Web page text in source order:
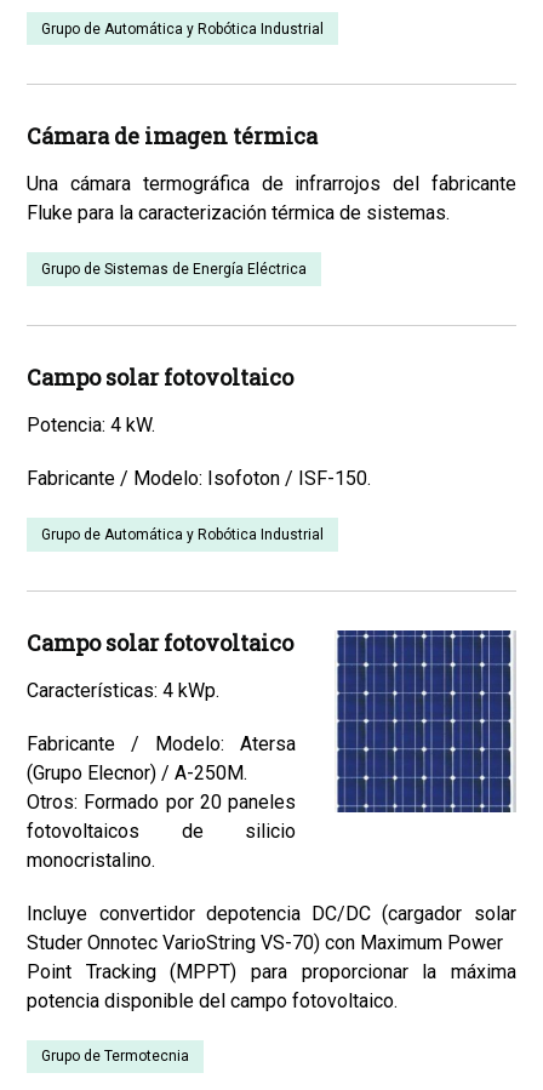
Grupo de Automática y Robótica Industrial
Cámara de imagen térmica
Una cámara termográfica de infrarrojos del fabricante
Fluke para la caracterización térmica de sistemas.
Grupo de Sistemas de Energía Eléctrica
Campo solar fotovoltaico
Potencia: 4 kW.
Fabricante / Modelo: Isofoton / ISF-150.
Grupo de Automática y Robótica Industrial
Campo solar fotovoltaico
Características: 4 kWp.
Fabricante / Modelo: Atersa
(Grupo Elecnor) / A-250M.
Otros: Formado por 20 paneles
fotovoltaicos de silicio
monocristalino.
Incluye convertidor depotencia DC/DC (cargador solar
Studer Onnotec VarioString VS-70) con Maximum Power
Point Tracking (MPPT) para proporcionar la máxima
potencia disponible del campo fotovoltaico.
Grupo de Termotecnia